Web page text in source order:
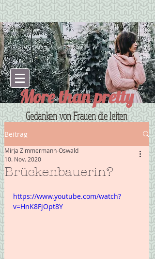
More than pretty
Gedanken von Frauen die leiten
Beitrag
Brückenbauerin?
Mirja Zimmermann-Oswald
10. Nov. 2020
https://www.youtube.com/watch?
v=HnK8FjOpt8Y